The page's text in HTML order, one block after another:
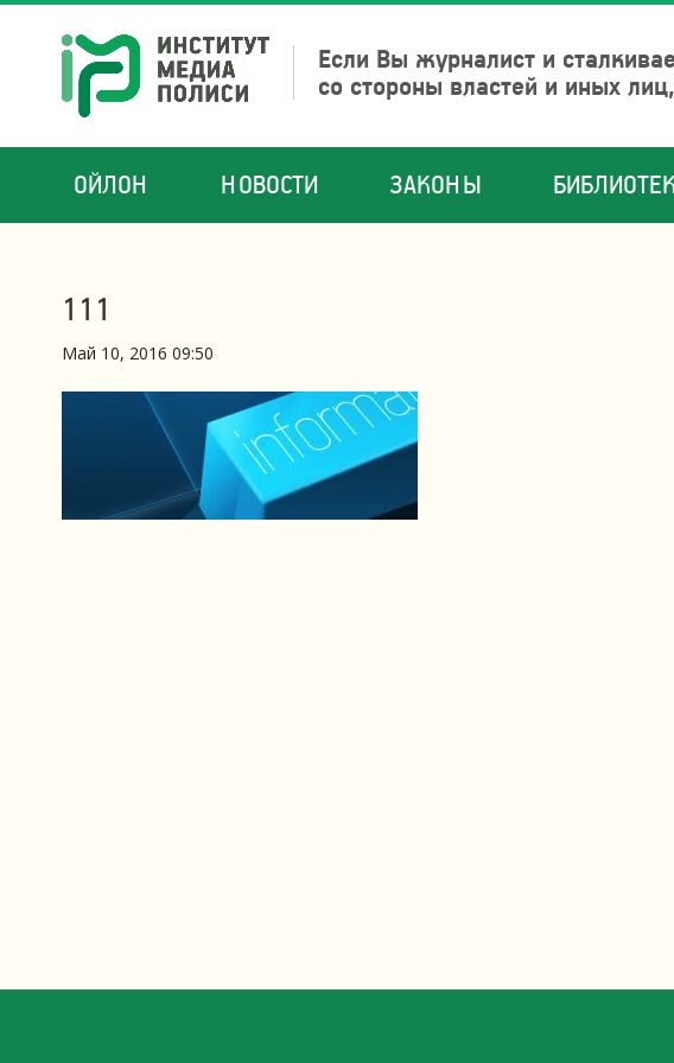
Если Вы журналист и
со стороны властей и иных
ОЙЛОН НОВОСТИ ЗАКОНЫ
111
Май 10, 2016 09:50